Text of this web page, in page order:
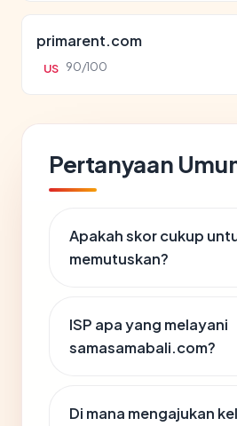
primarent.com
US 90/100
Pertanyaan
Apakah skor cukup
memutuskan?
ISP apa yang melayani
samasamabali.com?
Di mana mengajukan